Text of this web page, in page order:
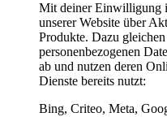
Mit deiner Einwilligung
unserer Website über
Produkte. Dazu
personenbezogenen
ab und nutzen deren
Dienste bereits nutzt:
Bing, Criteo, Meta,